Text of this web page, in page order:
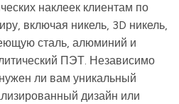
наклеек клиентам по
включая никель, 3D никель,
сталь, алюминий и
ПЭТ. Независимо
ли вам уникальный
дизайн или